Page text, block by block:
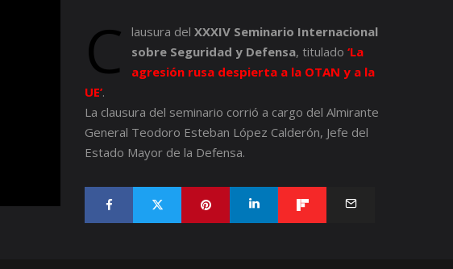
C lausura del XXXIV Seminario Internacional
sobre Seguridad y Defensa, titulado ‘La
agresión rusa despierta a la OTAN y a la
UE’.
La clausura del seminario corrió a cargo del Almirante
General Teodoro Esteban López Calderón, Jefe del
Estado Mayor de la Defensa.